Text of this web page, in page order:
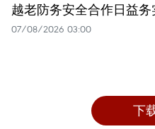
越老防务安全合作日益务
07/08/2026 03:00
下